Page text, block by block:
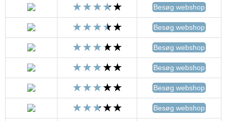
Besøg webshop
Besøg webshop
Besøg webshop
Besøg webshop
Besøg webshop
Besøg webshop